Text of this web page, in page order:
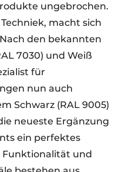
ungebrochen.
macht sich
den bekannten
7030) und Weiß
für
nun auch
Schwarz (RAL 9005)
neueste Ergänzung
ein perfektes
Funktionalität und